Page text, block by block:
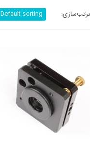
Default sorting